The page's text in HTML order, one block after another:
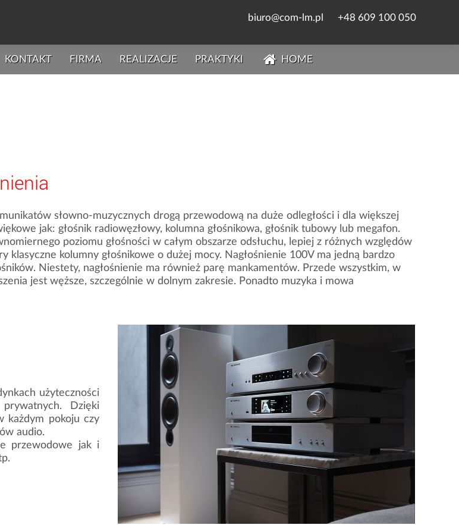
biuro@com-lm.pl +48 609 100 050
KONTAKT FIRMA REALIZACJE PRAKTYKI HOME
słowno-muzycznych drogą przewodową na duże odległości i dla większej
jak: głośnik radiowęzłowy, kolumna głośnikowa, głośnik tubowy lub megafon.
poziomu głośności w całym obszarze odsłuchu, lepiej z różnych względów
klasyczne kolumny głośnikowe o dużej mocy. Nagłośnienie 100V ma jedną bardzo
Niestety, nagłośnienie ma również parę mankamentów. Przede wszystkim, w
jest węższe, szczególnie w dolnym zakresie. Ponadto muzyka i mowa
użyteczności
Dzięki
każdym pokoju czy
audio.
przewodowe jak i